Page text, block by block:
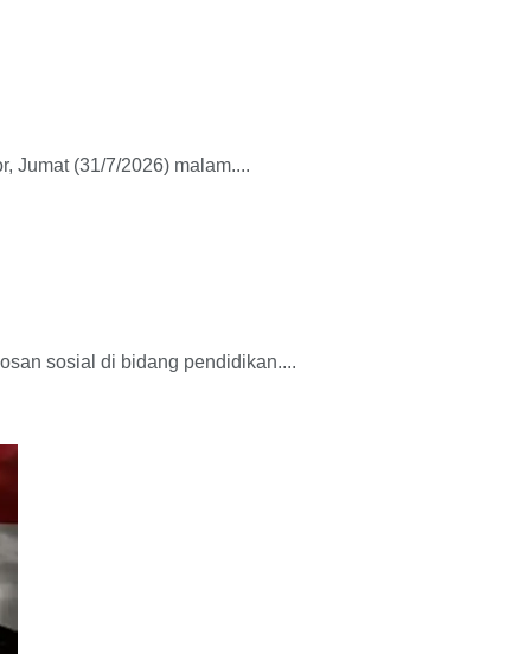
Jumat (31/7/2026) malam....
sosial di bidang pendidikan....